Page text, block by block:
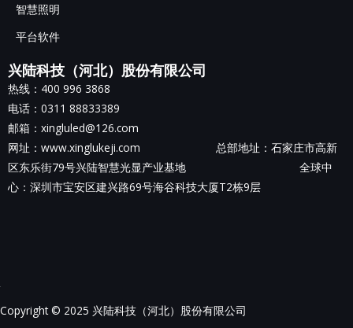
智慧照明
平台软件
兴陆科技（河北）股份有限公司
热线：400 996 3868
电话：0311 88833389
邮箱：xingluled@126.com
网址：www.xinglukeji.com 总部地址： 石家庄市高新
区东乐街79号兴陆智慧光显产业基地 全球中
心：深圳市宝安区建兴路69号海谷科技大厦T2栋9层
Copyright © 2025 兴陆科技（河北）股份有限公司